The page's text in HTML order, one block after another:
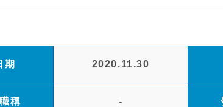
期 2020.11.30
稱 -